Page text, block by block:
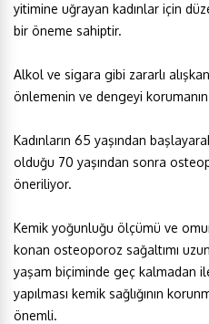
yitimine uğrayan kadınlar için
bir öneme sahiptir.
Alkol ve sigara gibi zararlı
önlemenin ve dengeyi
Kadınların 65 yaşından
olduğu 70 yaşından sonra
öneriliyor.
Kemik yoğunluğu ölçümü ve
konan osteoporoz sağaltımı
yaşam biçiminde geç kalmadan
yapılması kemik sağlığının
önemli.